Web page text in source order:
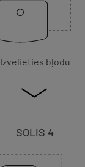
Izvēlieties bļodu
SOLIS 4